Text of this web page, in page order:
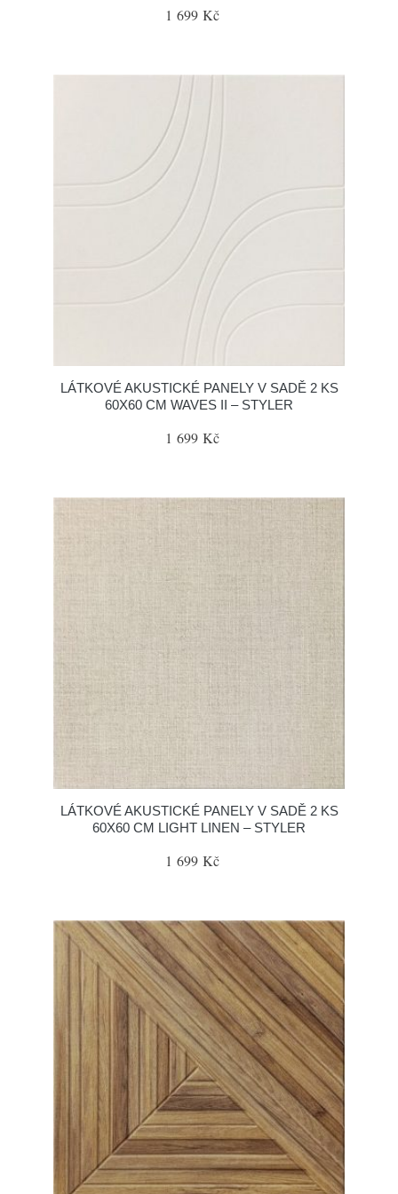
1 699 Kč
LÁTKOVÉ AKUSTICKÉ PANELY V SADĚ 2 KS
60X60 CM WAVES II – STYLER
1 699 Kč
LÁTKOVÉ AKUSTICKÉ PANELY V SADĚ 2 KS
60X60 CM LIGHT LINEN – STYLER
1 699 Kč